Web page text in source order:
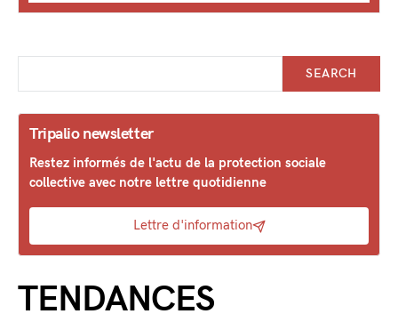
SEARCH
Tripalio newsletter
Restez informés de l'actu de la protection sociale
collective avec notre lettre quotidienne
Lettre d'information
TENDANCES